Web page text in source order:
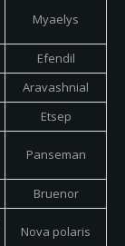
Myaelys
Efendil
Aravashnial
Etsep
Panseman
Bruenor
Nova polaris